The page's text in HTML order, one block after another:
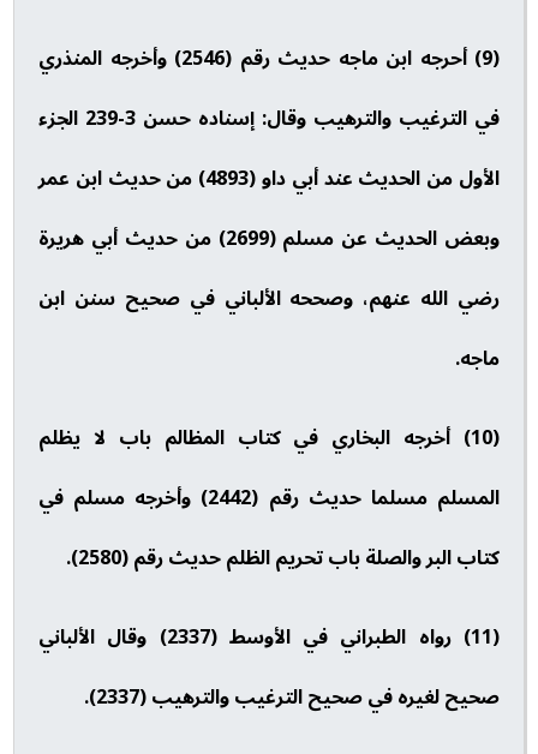
(9) أحرجه ابن ماجه حديث رقم (2546) وأخرجه المنذري
في الترغيب والترهيب وقال: إسناده حسن 3-239 الجزء
الأول من الحديث عند أبي داو (4893) من حديث ابن عمر
وبعض الحديث عن مسلم (2699) من حديث أبي هريرة
رضي الله عنهم، وصححه الألباني في صحيح سنن ابن
ماجه.
(10) أخرجه البخاري في كتاب المظالم باب لا يظلم
المسلم مسلما حديث رقم (2442) وأخرجه مسلم في
كتاب البر والصلة باب تحريم الظلم حديث رقم (2580).
(11) رواه الطبراني في الأوسط (2337) وقال الألباني
صحيح لغيره في صحيح الترغيب والترهيب (2337).